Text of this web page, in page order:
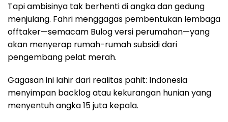
Tapi ambisinya tak berhenti di angka dan gedung
menjulang. Fahri menggagas pembentukan lembaga
offtaker—semacam Bulog versi perumahan—yang
akan menyerap rumah-rumah subsidi dari
pengembang pelat merah.
Gagasan ini lahir dari realitas pahit: Indonesia
menyimpan backlog atau kekurangan hunian yang
menyentuh angka 15 juta kepala.